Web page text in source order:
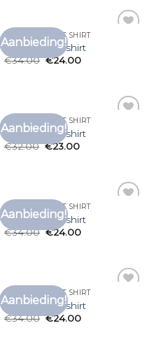
Aanbieding!
GALATASARAY T SHIRT
galatasaray t shirt
€34.00 €24.00
Aanbieding!
GALATASARAY T SHIRT
galatasaray t shirt
€32.00 €23.00
Aanbieding!
GALATASARAY T SHIRT
galatasaray t shirt
€34.00 €24.00
Aanbieding!
GALATASARAY T SHIRT
galatasaray t shirt
€34.00 €24.00